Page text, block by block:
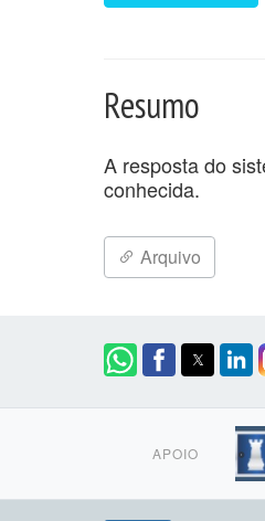
Resumo
A resposta do
conhecida.
Arquivo
APOIO